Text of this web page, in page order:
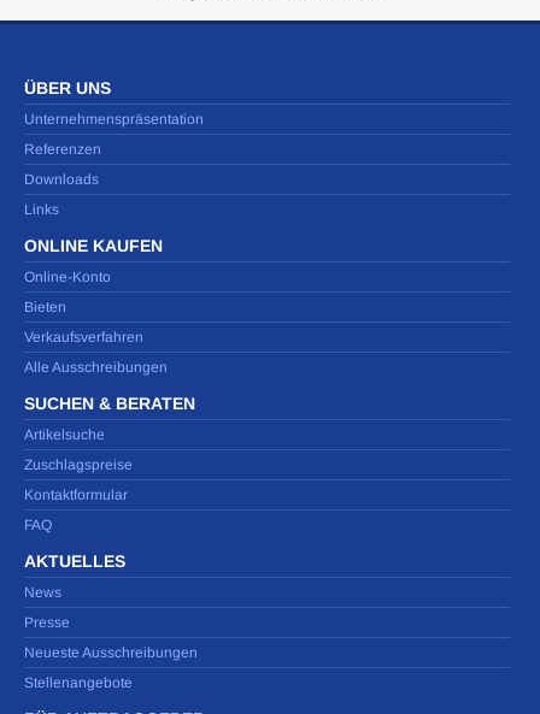
ÜBER UNS
Unternehmenspräsentation
Referenzen
Downloads
Links
ONLINE KAUFEN
Online-Konto
Bieten
Verkaufsverfahren
Alle Ausschreibungen
SUCHEN & BERATEN
Artikelsuche
Zuschlagspreise
Kontaktformular
FAQ
AKTUELLES
News
Presse
Neueste Ausschreibungen
Stellenangebote